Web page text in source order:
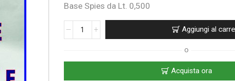
Base Spies da Lt. 0,500
Aggiungi al
O
Acquista ora